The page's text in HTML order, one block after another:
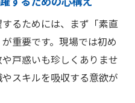
るためには、まず「素直
重要です。現場では初め
戸惑いも珍しくありませ
スキルを吸収する意欲が